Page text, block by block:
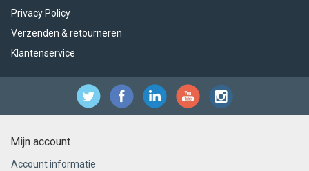
Privacy Policy
Verzenden & retourneren
Klantenservice
Mijn account
Account informatie